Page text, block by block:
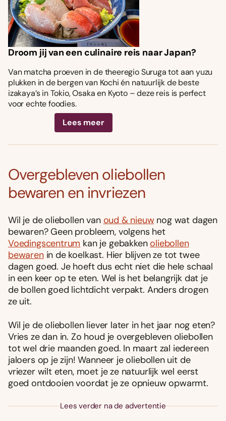
Droom jij van een culinaire reis naar Japan?
Van matcha proeven in de theeregio Suruga tot aan yuzu
plukken in de bergen van Kochi én natuurlijk de beste
izakaya’s in Tokio, Osaka en Kyoto – deze reis is perfect
voor echte foodies.
Lees meer
Overgebleven oliebollen
bewaren en invriezen
Wil je de oliebollen van oud & nieuwnog wat dagen
bewaren? Geen probleem, volgens het
Voedingscentrum kan je gebakken oliebollen
bewarenin de koelkast. Hier blijven ze tot twee
dagen goed. Je hoeft dus echt niet die hele schaal
in een keer op te eten. Wel is het belangrijk dat je
de bollen goed lichtdicht verpakt. Anders drogen
ze uit.
Wil je de oliebollen liever later in het jaar nog eten?
Vries ze dan in. Zo houd je overgebleven oliebollen
tot wel drie maanden goed. In maart zal iedereen
jaloers op je zijn! Wanneer je oliebollen uit de
vriezer wilt eten, moet je ze natuurlijk wel eerst
goed ontdooien voordat je ze opnieuw opwarmt.
Lees verder na de advertentie